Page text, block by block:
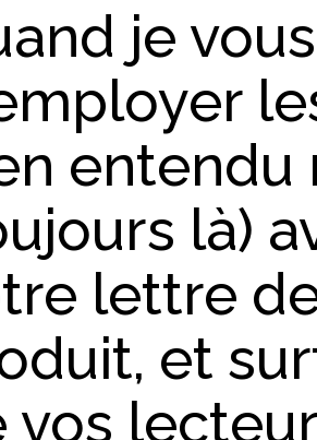
je
entendu
là)
lettre
et
vos